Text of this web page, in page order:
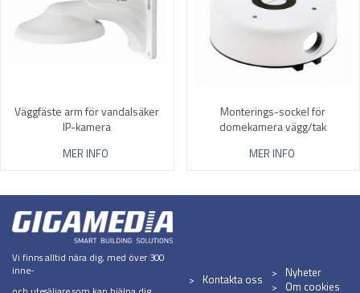
Väggfäste arm för vandalsäker
IP-kamera
MER INFO
Monterings-sockel för
domekamera vägg/tak
MER INFO
Vi finns alltid nära dig, med över 300
inne-
Kontakta oss
Nyheter
Om cookies